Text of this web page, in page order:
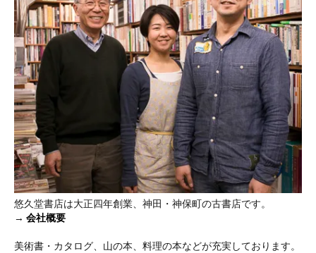
悠久堂書店は大正四年創業、神田・神保町の古書店です。
→ 会社概要
美術書・カタログ、山の本、料理の本などが充実しております。